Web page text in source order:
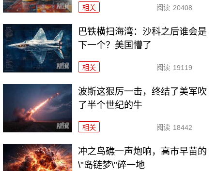
相关 阅读 20408
巴铁横扫海湾：沙科之后谁会是
下一个？美国懵了
相关 阅读 19119
波斯这狠厉一击，终结了美军吹
了半个世纪的牛
相关 阅读 18442
冲之鸟礁一声炮响，高市早苗的
\"岛链梦\"碎一地